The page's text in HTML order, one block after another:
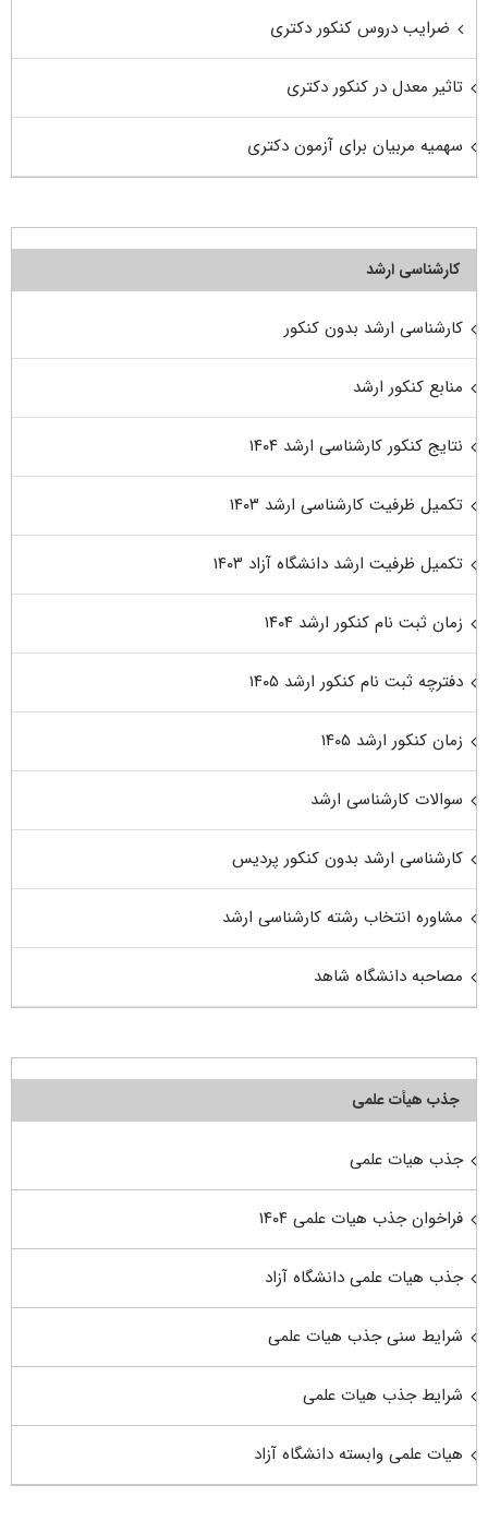
ضرایب دروس کنکور دکتری
تاثیر معدل در کنکور دکتری
سهمیه مربیان برای آزمون دکتری
کارشناسی ارشد
کارشناسی ارشد بدون کنکور
منابع کنکور ارشد
نتایج کنکور کارشناسی ارشد ۱۴۰۴
تکمیل ظرفیت کارشناسی ارشد ۱۴۰۳
تکمیل ظرفیت ارشد دانشگاه آزاد ۱۴۰۳
زمان ثبت نام کنکور ارشد ۱۴۰۴
دفترچه ثبت نام کنکور ارشد ۱۴۰۵
زمان کنکور ارشد ۱۴۰۵
سوالات کارشناسی ارشد
کارشناسی ارشد بدون کنکور پردیس
مشاوره انتخاب رشته کارشناسی ارشد
مصاحبه دانشگاه شاهد
جذب هیأت علمی
جذب هیات علمی
فراخوان جذب هیات علمی ۱۴۰۴
جذب هیات علمی دانشگاه آزاد
شرایط سنی جذب هیات علمی
شرایط جذب هیات علمی
هیات علمی وابسته دانشگاه آزاد